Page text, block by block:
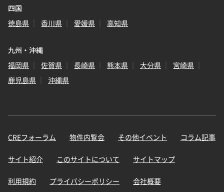
四国
徳島県
香川県 愛媛県 高知県
九州・沖縄
福岡県
佐賀県 長崎県 熊本県 大分県
宮崎県
鹿児島県
沖縄県
CREフォーラム 物件内覧会 その他イベント コラム記事
サイト紹介 このサイトについて サイトマップ
利用規約 プライバシーポリシー 会社概要